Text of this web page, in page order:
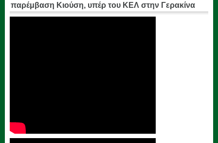
παρέμβαση Κιούση, υπέρ του ΚΕΛ στην Γερακίνα